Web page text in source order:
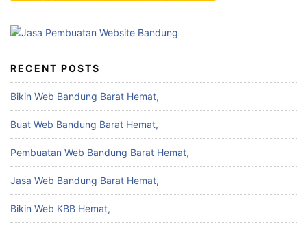
RECENT POSTS
Bikin Web Bandung Barat Hemat,
Buat Web Bandung Barat Hemat,
Pembuatan Web Bandung Barat Hemat,
Jasa Web Bandung Barat Hemat,
Bikin Web KBB Hemat,